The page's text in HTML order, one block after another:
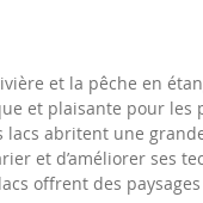
et la pêche en
et plaisante pour les
lacs abritent une
et d’améliorer ses
offrent des paysages